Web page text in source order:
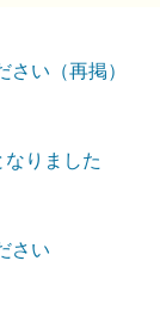
い（再掲）
りました
さい